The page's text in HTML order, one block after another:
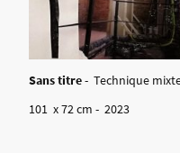
Sans titre- Technique
101 x 72 cm - 2023